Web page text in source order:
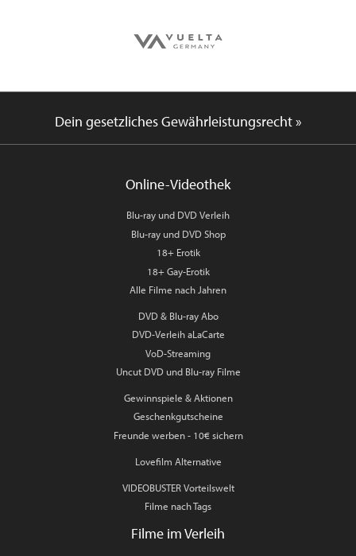
Dein gesetzliches Gewährleistungsrecht »
Online-Videothek
Blu-ray und DVD Verleih
Blu-ray und DVD Shop
18+ Erotik
18+ Gay-Erotik
Alle Filme nach Jahren
DVD & Blu-ray Abo
DVD-Verleih aLaCarte
VoD-Streaming
Uncut DVD und Blu-ray Filme
Gewinnspiele & Aktionen
Geschenkgutscheine
Freunde werben - 10€ sichern
Lovefilm Alternative
VIDEOBUSTER Vorteilswelt
Filme nach Tags
Filme im Verleih